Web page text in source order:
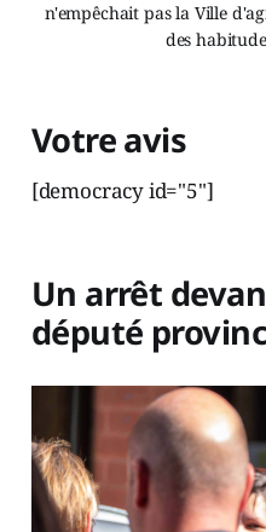
n'empêchait pas la Ville
des
Votre avis
[democracy id="5"]
Un arrêt
député